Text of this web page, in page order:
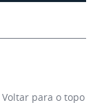
Voltar para o topo